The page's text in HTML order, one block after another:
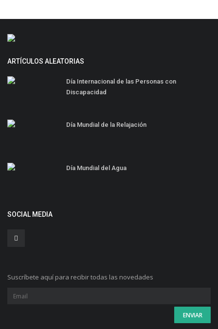
ARTÍCULOS ALEATORIAS
Día Internacional de las Personas con
Discapacidad
Día Mundial de la Relajación
Día Mundial del Agua
SOCIAL MEDIA
Suscríbete aquí para recibir todas las novedades